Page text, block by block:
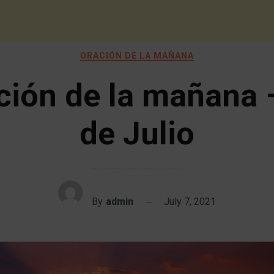
ORACIÓN DE LA MAÑANA
de la mañana
de Julio
By admin July 7, 2021